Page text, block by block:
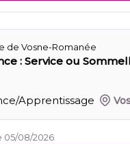
de Vosne-Romanée
: Service ou
Apprentissage
05/08/2026